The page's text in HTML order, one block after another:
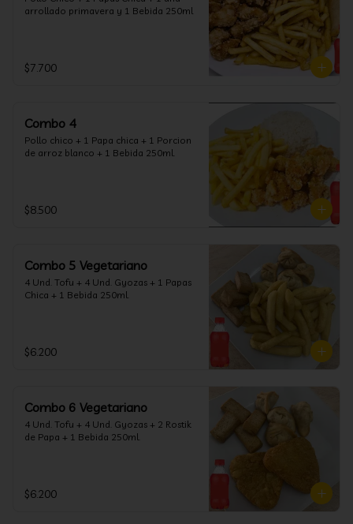
arrollado primavera y 1 Bebida 250ml
$7.700
Combo 4
Pollo chico + 1 Papa chica + 1 Porcion
de arroz blanco + 1 Bebida 250ml.
$8.500
Combo 5 Vegetariano
4 Und. Tofu + 4 Und. Gyozas + 1 Papas
Chica + 1 Bebida 250ml.
$6.200
Combo 6 Vegetariano
4 Und. Tofu + 4 Und. Gyozas + 2 Rostik
de Papa + 1 Bebida 250ml.
$6.200